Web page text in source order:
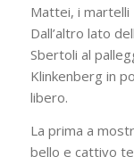
Mattei, i martelli
Dall’altro lato
Sbertoli al
Klinkenberg in
libero.
La prima a
bello e cattivo